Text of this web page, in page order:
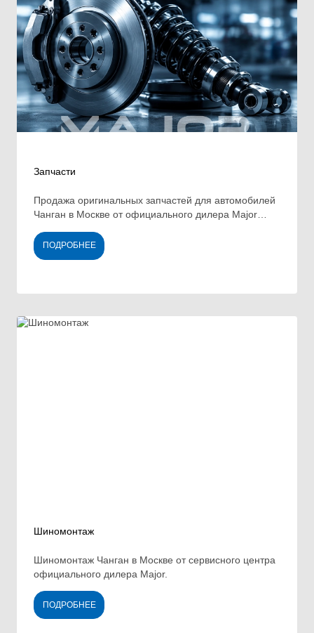
Запчасти
Продажа оригинальных запчастей для автомобилей
Чанган в Москве от официального дилера Major
ПОДРОБНЕЕ
Шиномонтаж
Шиномонтаж Чанган в Москве от сервисного центра
официального дилера Major.
ПОДРОБНЕЕ